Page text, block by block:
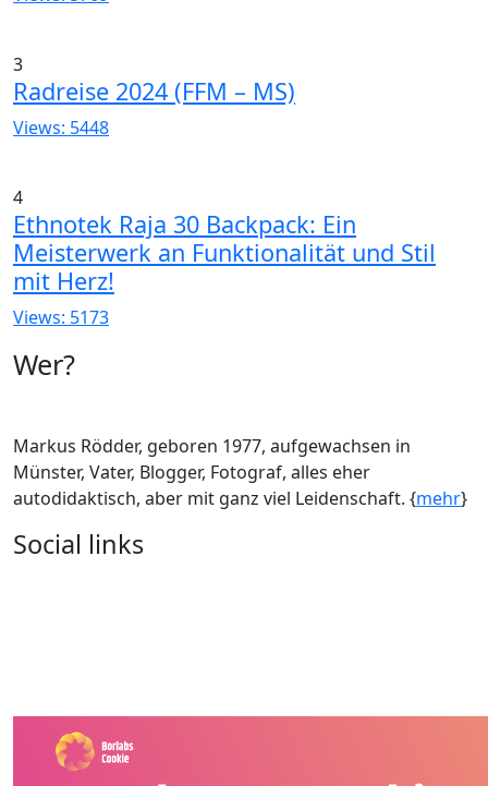
3
Radreise 2024 (FFM – MS)
Views: 5448
4
Ethnotek Raja 30 Backpack: Ein
Meisterwerk an Funktionalität und Stil
mit Herz!
Views: 5173
Wer?
Markus Rödder, geboren 1977, aufgewachsen in
Münster, Vater, Blogger, Fotograf, alles eher
autodidaktisch, aber mit ganz viel Leidenschaft. {mehr}
Social links